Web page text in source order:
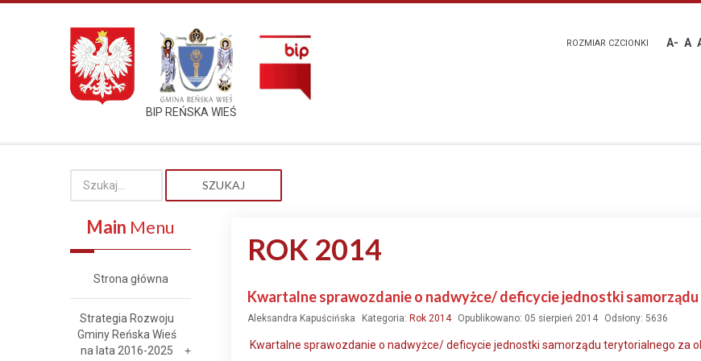
BIP REŃSKA WIEŚ
ROZMIAR CZCIONKI A- A
SZUKAJ
ROK 2014
Kwartalne sprawozdanie o nadwyżce/ deficycie jednostki
Aleksandra Kapuścińska Kategoria: Rok 2014 Opublikowano: 05 sierpień 2014 Odsłony: 5636
Kwartalne sprawozdanie o nadwyżce/ deficycie jednostki samorządu terytorialnego za
Main Menu
Strona główna
Strategia Rozwoju
Gminy Reńska Wieś
na lata 2016-2025